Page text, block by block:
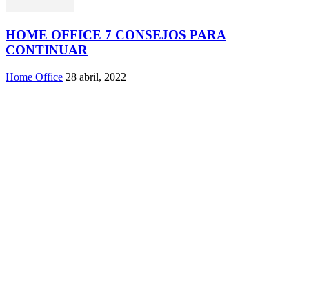
HOME OFFICE 7 CONSEJOS PARA
CONTINUAR
Home Office 28 abril, 2022